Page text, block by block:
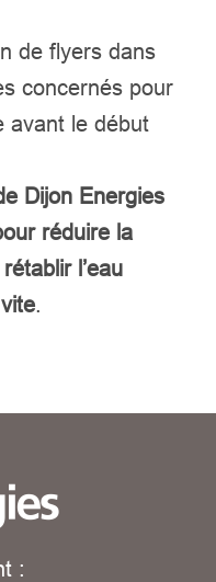
de flyers dans
concernés pour
avant le début
Dijon Energies
réduire la
l’eau
.
: